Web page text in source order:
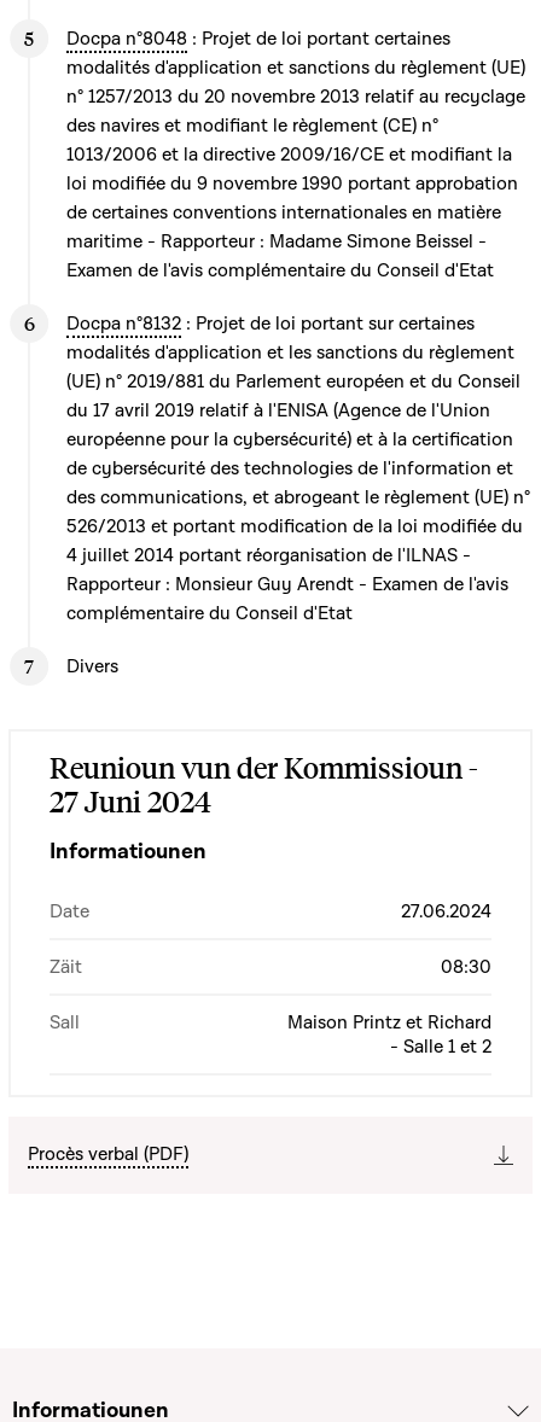
Docpa n°8048 : Projet de loi portant certaines
modalités d'application et sanctions du règlement (UE)
n° 1257/2013 du 20 novembre 2013 relatif au recyclage
des navires et modifiant le règlement (CE) n°
1013/2006 et la directive 2009/16/CE et modifiant la
loi modifiée du 9 novembre 1990 portant approbation
de certaines conventions internationales en matière
maritime - Rapporteur : Madame Simone Beissel -
Examen de l'avis complémentaire du Conseil d'Etat
Docpa n°8132 : Projet de loi portant sur certaines
modalités d'application et les sanctions du règlement
(UE) n° 2019/881 du Parlement européen et du Conseil
du 17 avril 2019 relatif à l'ENISA (Agence de l'Union
européenne pour la cybersécurité) et à la certification
de cybersécurité des technologies de l'information et
des communications, et abrogeant le règlement (UE) n°
526/2013 et portant modification de la loi modifiée du
4 juillet 2014 portant réorganisation de l'ILNAS -
Rapporteur : Monsieur Guy Arendt - Examen de l'avis
complémentaire du Conseil d'Etat
Divers
Reunioun vun der Kommissioun -
27 Juni 2024
Informatiounen
Date 27.06.2024
Zäit 08:30
Sall
Maison Printz et Richard
- Salle 1 et 2
Procès verbal (PDF)
Informatiounen